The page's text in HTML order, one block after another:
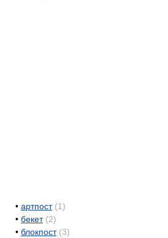
• артпост (1)
• бекет (2)
• блокпост (3)